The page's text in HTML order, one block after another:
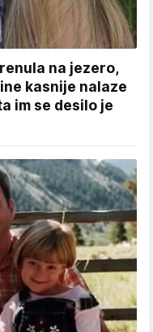
na jezero,
kasnije nalaze
im se desilo je